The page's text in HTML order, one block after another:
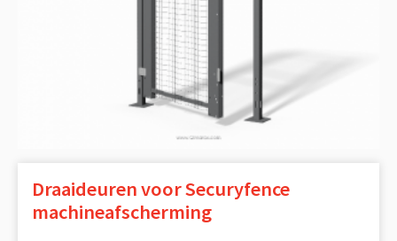
Draaideuren voor Securyfence
machineafscherming